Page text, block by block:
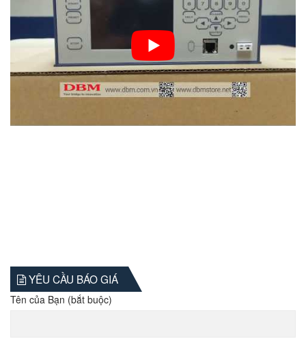
YÊU CẦU BÁO GIÁ
Tên của Bạn (bắt buộc)